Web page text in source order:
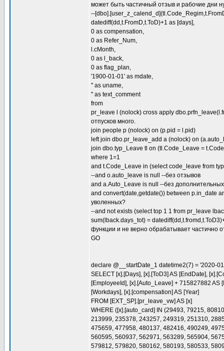
может быть частичный отзыв и рабочие дни
--
datediff(dd,t.FromD,t.ToD)+1 as [days],
0 as compensation,
0 as Refer_Num,
l.cMonth,
0 as l_back,
0 as flag_plan,
'1900-01-01' as mdate,
'' as uname,
'' as text_comment
from
pr_leave l (nolock) cross apply
отпусков много.
join people p (nolock) on (p.pid = l.pid)
left join dbo.pr_leave_add a (nolock) on
join dbo.typ_Leave tl on (tl.Code_Leave =
where 1=1
and t.Code_Leave in (select code_leave from
--and o.auto_leave is null --без отзывов
and a.Auto_Leave is null --без дополнительных
and convert(date,getdate()) between p.in_date
уволенных?
--and not exists (select top 1 1 from pr_leave
sum(lback.days_tot) =
функции и не верно обрабатывает частично
GO
declare @__startDate_1 datetime2(7) = '2020-
SELECT [x].[Days], [x].[ToD3] AS [EndDate],
[EmployeeId], [x].[Auto_Leave] + 715827882 AS
[Workdays], [x].[compensation] AS [Year]
FROM [EXT_SP].[pr_leave_vw] AS [x]
WHERE ([x].[auto_card] IN (29493, 79215,
213999, 235378, 243257, 249319, 251310,
475659, 477958, 480137, 482416, 490249,
560595, 560937, 562971, 563289, 565904,
579812, 579820, 580162, 580193, 580533,